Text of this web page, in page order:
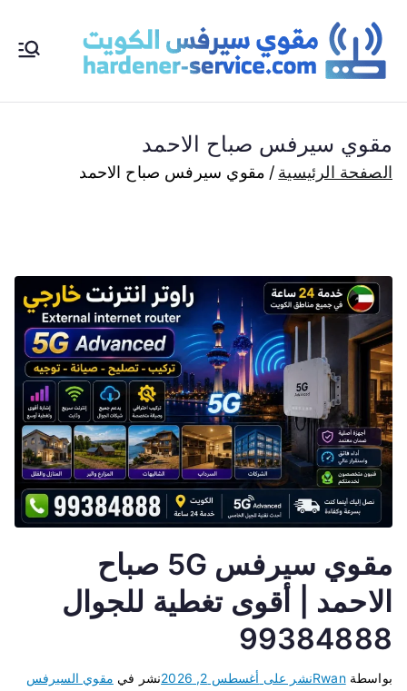
المحتوى
wifi
مقوي سيرفس صباح الاحمد
الصفحة الرئيسية مقوي سيرفس صباح الاحمد
مقوي سيرفس 5G صباح
الاحمد | أقوى تغطية للجوال
99384888
بواسطةRwanنشر على أغسطس 2, 2026 نشر في مقوي السيرفس